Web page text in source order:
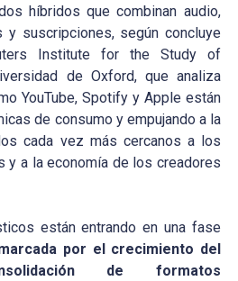
híbridos que combinan audio,
y suscripciones, según concluye
Institute for the Study of
de Oxford, que analiza
YouTube, Spotify y Apple están
de consumo y empujando a la
cada vez más cercanos a los
y a la economía de los creadores
están entrando en una fase
por el crecimiento del
de formatos